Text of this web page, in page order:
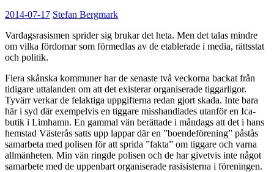
2014-07-17 Stefan Bergmark
Vardagsrasismen sprider sig brukar det heta. Men det talas mindre
om vilka fördomar som förmedlas av de etablerade i media, rättsstat
och politik.
Flera skånska kommuner har de senaste två veckorna backat från
tidigare uttalanden om att det existerar organiserade tiggarligor.
Tyvärr verkar de felaktiga uppgifterna redan gjort skada. Inte bara
här i syd där exempelvis en tiggare misshandlades utanför en Ica-
butik i Limhamn. En gammal vän berättade i måndags att det i hans
hemstad Västerås satts upp lappar där en ”boendeförening” påstås
samarbeta med polisen för att sprida ”fakta” om tiggare och varna
allmänheten. Min vän ringde polisen och de har givetvis inte något
samarbete med de uppenbart organiserade rasisisterna i föreningen.